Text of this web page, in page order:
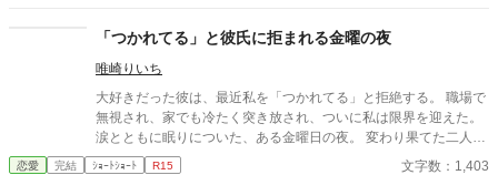
が、レイルドには隠している秘密……性癖があった。 ――君の××
「つかれてる」と彼氏に拒まれる金曜の夜
唯崎りいち
大好きだった彼は、最近私を「つかれてる」と拒絶する。 職場で
無視され、家でも冷たく突き放され、ついに私は限界を迎えた。
涙とともに眠りについた、ある金曜日の夜。 変わり果てた二人の
関係は、予想もしない結末を迎える。
恋愛 完結 ｼｮｰﾄｼｮｰﾄ R15 文字数：1,403